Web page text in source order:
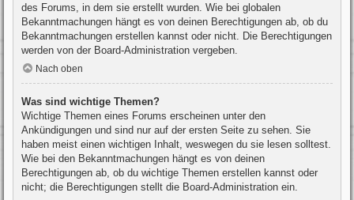
des Forums, in dem sie erstellt wurden. Wie bei globalen
Bekanntmachungen hängt es von deinen Berechtigungen ab, ob du
Bekanntmachungen erstellen kannst oder nicht. Die Berechtigungen
werden von der Board-Administration vergeben.
Nach oben
Was sind wichtige Themen?
Wichtige Themen eines Forums erscheinen unter den
Ankündigungen und sind nur auf der ersten Seite zu sehen. Sie
haben meist einen wichtigen Inhalt, weswegen du sie lesen solltest.
Wie bei den Bekanntmachungen hängt es von deinen
Berechtigungen ab, ob du wichtige Themen erstellen kannst oder
nicht; die Berechtigungen stellt die Board-Administration ein.